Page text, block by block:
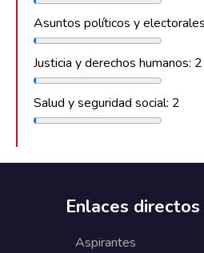
Asuntos políticos y
Justicia y derechos humanos: 2
Salud y seguridad social: 2
Enlaces directos
Aspirantes